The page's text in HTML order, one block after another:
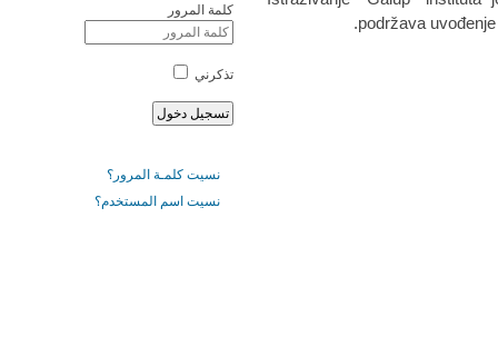
podržava
كلمة المرور
تذكرني
نسيت كلمـة المرور؟
نسيت اسم المستخدم؟